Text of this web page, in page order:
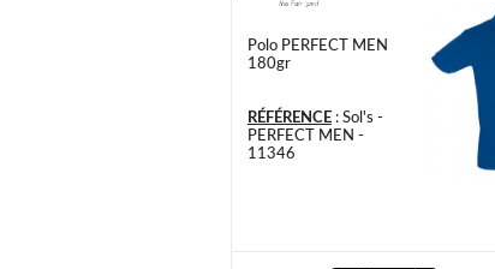
Polo PERFECT MEN
180gr
RÉFÉRENCE: Sol's -
PERFECT MEN -
11346